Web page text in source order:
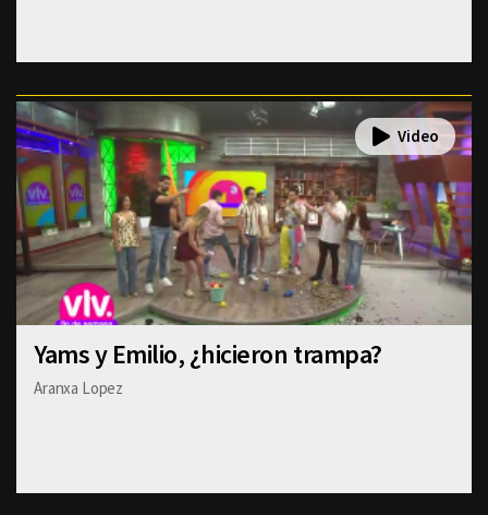
Yams y Emilio, ¿hicieron trampa?
Aranxa Lopez